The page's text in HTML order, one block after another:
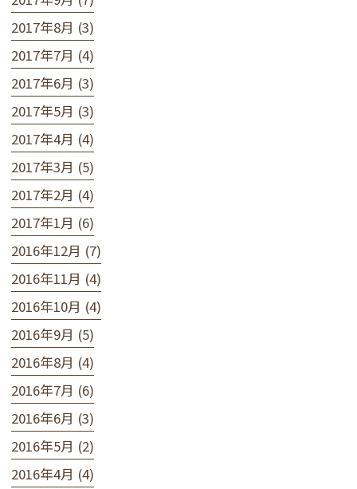
2017年8月 (3)
2017年7月 (4)
2017年6月 (3)
2017年5月 (3)
2017年4月 (4)
2017年3月 (5)
2017年2月 (4)
2017年1月 (6)
2016年12月 (7)
2016年11月 (4)
2016年10月 (4)
2016年9月 (5)
2016年8月 (4)
2016年7月 (6)
2016年6月 (3)
2016年5月 (2)
2016年4月 (4)